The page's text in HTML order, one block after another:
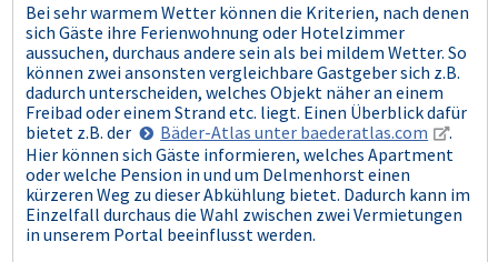
Bei sehr warmem Wetter können die Kriterien, nach denen
sich Gäste ihre Ferienwohnung oder Hotelzimmer
aussuchen, durchaus andere sein als bei mildem Wetter. So
können zwei ansonsten vergleichbare Gastgeber sich z.B.
dadurch unterscheiden, welches Objekt näher an einem
Freibad oder einem Strand etc. liegt. Einen Überblick dafür
bietet z.B. der
Bäder-Atlas unter baederatlas.com
.
Hier können sich Gäste informieren, welches Apartment
oder welche Pension in und um Delmenhorst einen
kürzeren Weg zu dieser Abkühlung bietet. Dadurch kann im
Einzelfall durchaus die Wahl zwischen zwei Vermietungen
in unserem Portal beeinflusst werden.